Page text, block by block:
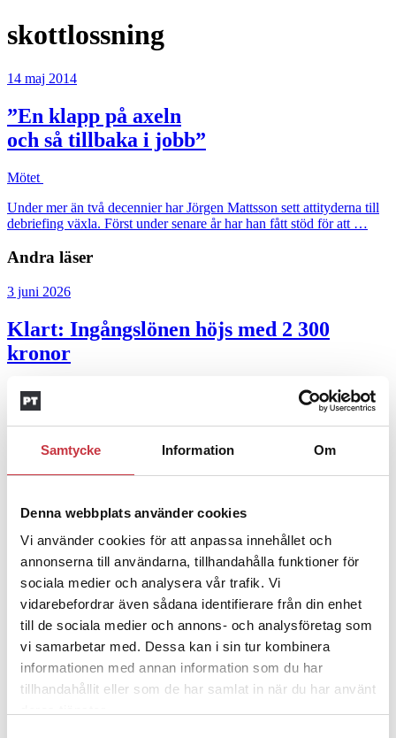
Samtycke Information Om
Denna webbplats använder cookies
Vi använder cookies för att anpassa innehållet och
annonserna till användarna, tillhandahålla funktioner för
sociala medier och analysera vår trafik. Vi
vidarebefordrar även sådana identifierare från din enhet
till de sociala medier och annons- och analysföretag som
vi samarbetar med. Dessa kan i sin tur kombinera
informationen med annan information som du har
tillhandahållit eller som de har samlat in när du har använt
skottlossning
14 maj 2014
”En klapp på axeln
och så tillbaka i jobb”
Mötet
Under mer än två decennier har Jörgen Mattsson sett attityderna till
debriefing växla. Först under senare år har han fått stöd för att …
Andra läser
3 juni 2026
Klart: Ingångslönen höjs med 2 300
kronor
4 juni 2026
Insändare:Miljoner i sjön –
polisaspiranter underkänns på
godtyckliga grunder
1 juni 2026
Jens Mårtensson:Snart 20 år i tjänst – nu
ska han lära sig grunderna
4 juni 2026
Polisregionen erkänner fel: ”Kommer att
rättas till”
Mobilannons